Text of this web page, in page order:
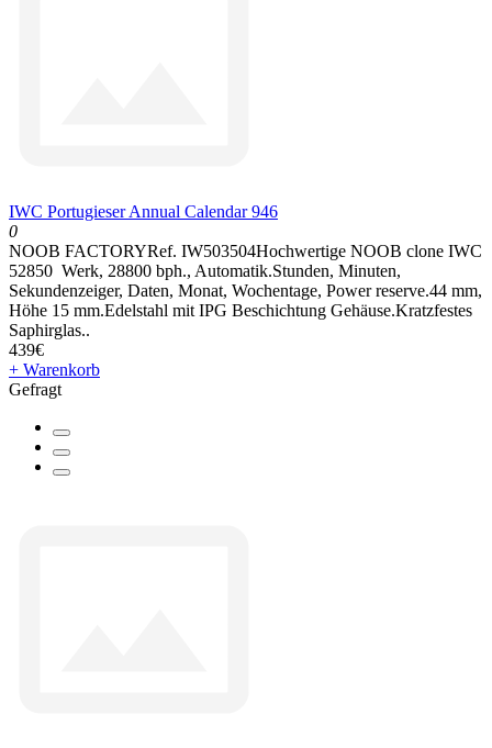
IWC Portugieser Annual Calendar 946
0
NOOB FACTORYRef. IW503504Hochwertige NOOB clone IWC
52850 Werk, 28800 bph., Automatik.Stunden, Minuten,
Sekundenzeiger, Daten, Monat, Wochentage, Power reserve.44 mm,
Höhe 15 mm.Edelstahl mit IPG Beschichtung Gehäuse.Kratzfestes
Saphirglas..
439€
+ Warenkorb
Gefragt